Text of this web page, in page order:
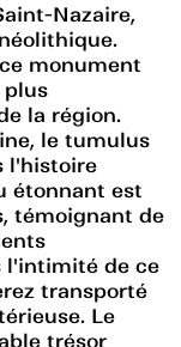
Nazaire,
monument
plus
la région.
le tumulus
l'histoire
étonnant est
témoignant de
l'intimité de ce
transporté
Le
trésor